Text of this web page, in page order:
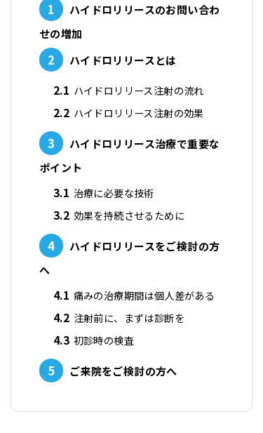
1
ハイドロリリースのお問い合わ
せの増加
2 ハイドロリリースとは
2.1 ハイドロリリース注射の流れ
2.2 ハイドロリリース注射の効果
3
ハイドロリリース治療で重要な
ポイント
3.1 治療に必要な技術
3.2 効果を持続させるために
4
ハイドロリリースをご検討の方
へ
4.1 痛みの治療期間は個人差がある
4.2 注射前に、まずは診断を
4.3 初診時の検査
5 ご来院をご検討の方へ